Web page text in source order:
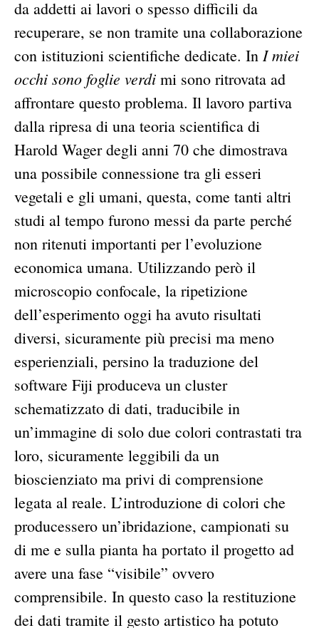
da addetti ai lavori o spesso difficili da
recuperare, se non tramite una collaborazione
con istituzioni scientifiche dedicate. In I miei
occhi sono foglie verdi mi sono ritrovata ad
affrontare questo problema. Il lavoro partiva
dalla ripresa di una teoria scientifica di
Harold Wager degli anni 70 che dimostrava
una possibile connessione tra gli esseri
vegetali e gli umani, questa, come tanti altri
studi al tempo furono messi da parte perché
non ritenuti importanti per l’evoluzione
economica umana. Utilizzando però il
microscopio confocale, la ripetizione
dell’esperimento oggi ha avuto risultati
diversi, sicuramente più precisi ma meno
esperienziali, persino la traduzione del
software Fiji produceva un cluster
schematizzato di dati, traducibile in
un’immagine di solo due colori contrastati tra
loro, sicuramente leggibili da un
bioscienziato ma privi di comprensione
legata al reale. L’introduzione di colori che
producessero un’ibridazione, campionati su
di me e sulla pianta ha portato il progetto ad
avere una fase “visibile” ovvero
comprensibile. In questo caso la restituzione
dei dati tramite il gesto artistico ha potuto